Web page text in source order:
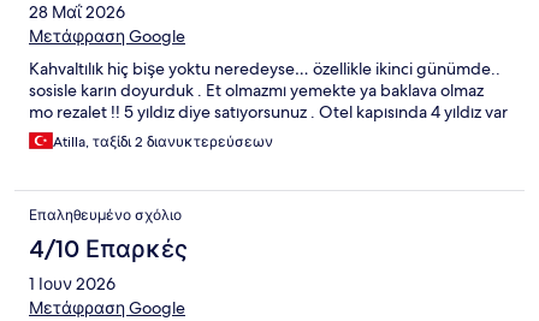
28 Μαΐ 2026
Μετάφραση Google
Kahvaltılık hiç bişe yoktu neredeyse… özellikle ikinci günümde..
sosisle karın doyurduk . Et olmazmı yemekte ya baklava olmaz
mo rezalet !! 5 yıldız diye satıyorsunuz . Otel kapısında 4 yıldız var
Atilla, ταξίδι 2 διανυκτερεύσεων
Επαληθευμένο σχόλιο
4/10 Επαρκές
1 Ιουν 2026
Μετάφραση Google